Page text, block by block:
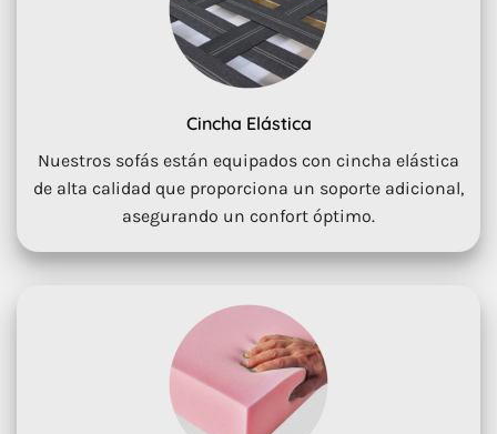
Cincha Elástica
Nuestros sofás están equipados con cincha elástica
de alta calidad que proporciona un soporte adicional,
asegurando un confort óptimo.